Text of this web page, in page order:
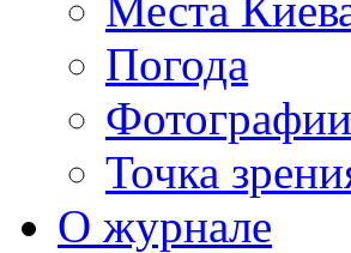
Погода
Фотографии
Точка
О журнале